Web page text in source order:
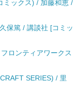
ミックス) / 加藤和恵 /
保篤 / 講談社 [コミッ
ロンティアワークス
SERIES) / 里